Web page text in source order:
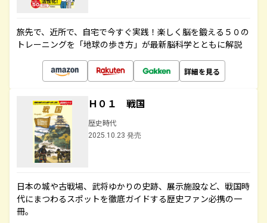
旅先で、近所で、自宅で今すぐ実践！楽しく脳を鍛える５０の
トレーニングを「地球の歩き方」が最新脳科学とともに解説
詳細を見る
Ｈ０１ 戦国
歴史時代
2025.10.23 発売
日本の城や古戦場、武将ゆかりの史跡、展示施設など、戦国時
代にまつわるスポットを徹底ガイドする歴史ファン必携の一
冊。